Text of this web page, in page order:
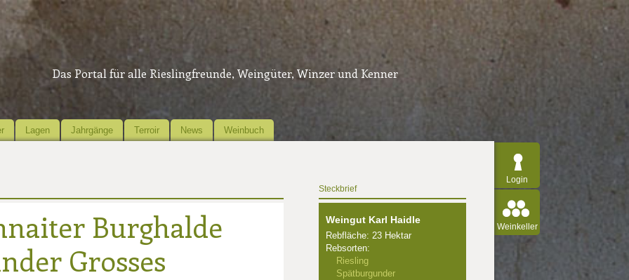
Das Portal für alle Rieslingfreunde, Weingüter, Winzer und Kenner
Lagen Jahrgänge Terroir News Weinbuch
Login
Weinkeller
Burghalde
Grosses
Steckbrief
Weingut Karl Haidle
Rebfläche: 23 Hektar
Rebsorten:
Riesling
Spätburgunder